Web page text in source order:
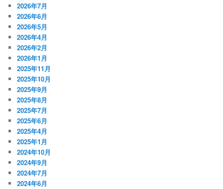
2026年7月
2026年6月
2026年5月
2026年4月
2026年2月
2026年1月
2025年11月
2025年10月
2025年9月
2025年8月
2025年7月
2025年6月
2025年4月
2025年1月
2024年10月
2024年9月
2024年7月
2024年6月